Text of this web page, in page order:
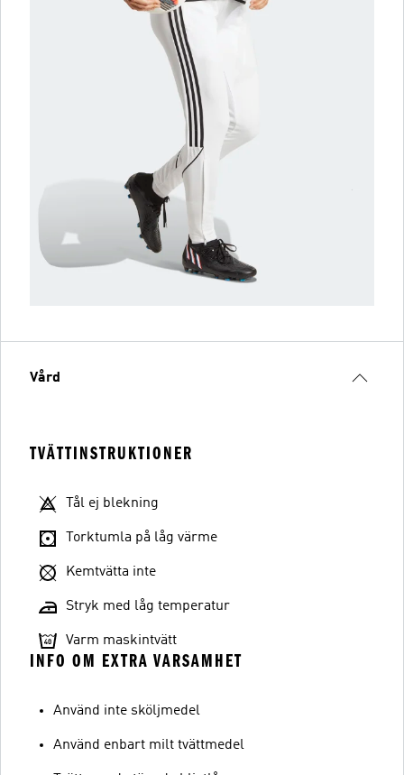
Vård
TVÄTTINSTRUKTIONER
Tål ej blekning
Torktumla på låg värme
Kemtvätta inte
Stryk med låg temperatur
Varm maskintvätt
INFO OM EXTRA VARSAMHET
Använd inte sköljmedel
Använd enbart milt tvättmedel